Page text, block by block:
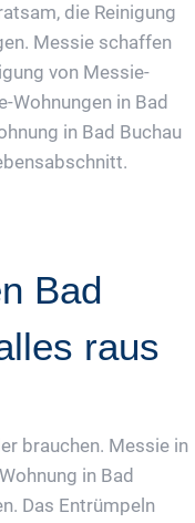
die Reinigung
Messie schaffen
von Messie-
Wohnungen in Bad
in Bad Buchau
Bad
raus
brauchen. Messie in
in Bad
Das Entrümpeln